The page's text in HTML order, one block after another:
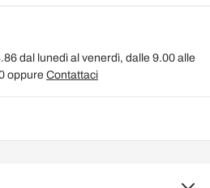
dal lunedì al venerdì, dalle 9.00 alle
oppure Contattaci